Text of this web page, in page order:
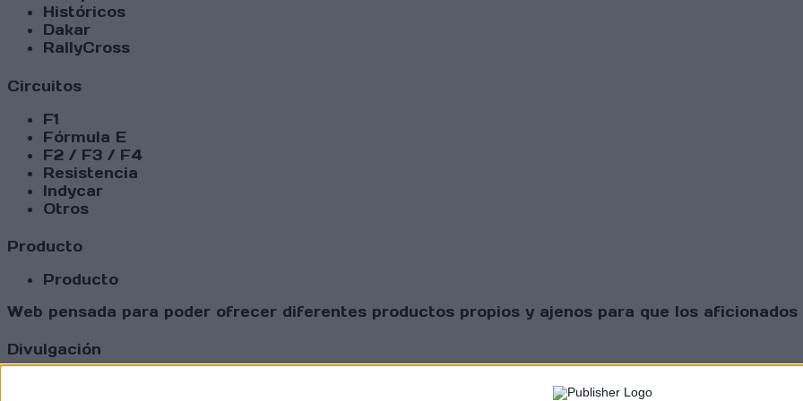
Históricos
Dakar
RallyCross
Circuitos
F1
Fórmula E
F2 / F3 / F4
Resistencia
Indycar
Otros
Producto
Producto
Web pensada para poder ofrecer diferentes productos propios y ajenos para que los
Divulgación